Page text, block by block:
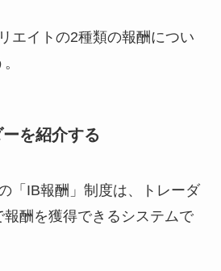
エイトの2種類の報酬につい
を紹介する
「IB報酬」制度は、トレーダ
酬を獲得できるシステムで